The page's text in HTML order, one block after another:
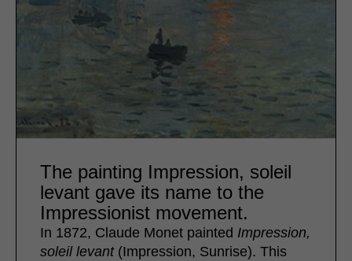
The painting Impression, soleil
levant gave its name to the
Impressionist movement.
In 1872, Claude Monet painted Impression,
soleil levant(Impression, Sunrise). This